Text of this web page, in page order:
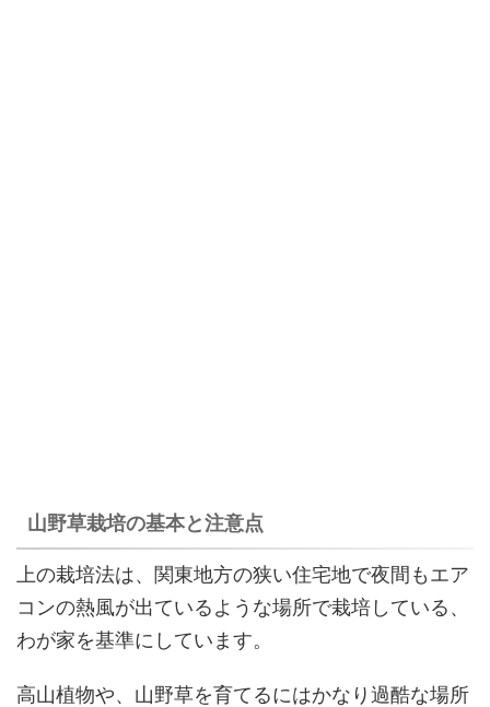
山野草栽培の基本と注意点
上の栽培法は、関東地方の狭い住宅地で夜間もエア
コンの熱風が出ているような場所で栽培している、
わが家を基準にしています。
高山植物や、山野草を育てるにはかなり過酷な場所